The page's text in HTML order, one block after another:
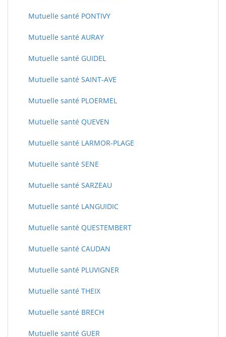
Mutuelle santé PONTIVY
Mutuelle santé AURAY
Mutuelle santé GUIDEL
Mutuelle santé SAINT-AVE
Mutuelle santé PLOERMEL
Mutuelle santé QUEVEN
Mutuelle santé LARMOR-PLAGE
Mutuelle santé SENE
Mutuelle santé SARZEAU
Mutuelle santé LANGUIDIC
Mutuelle santé QUESTEMBERT
Mutuelle santé CAUDAN
Mutuelle santé PLUVIGNER
Mutuelle santé THEIX
Mutuelle santé BRECH
Mutuelle santé GUER